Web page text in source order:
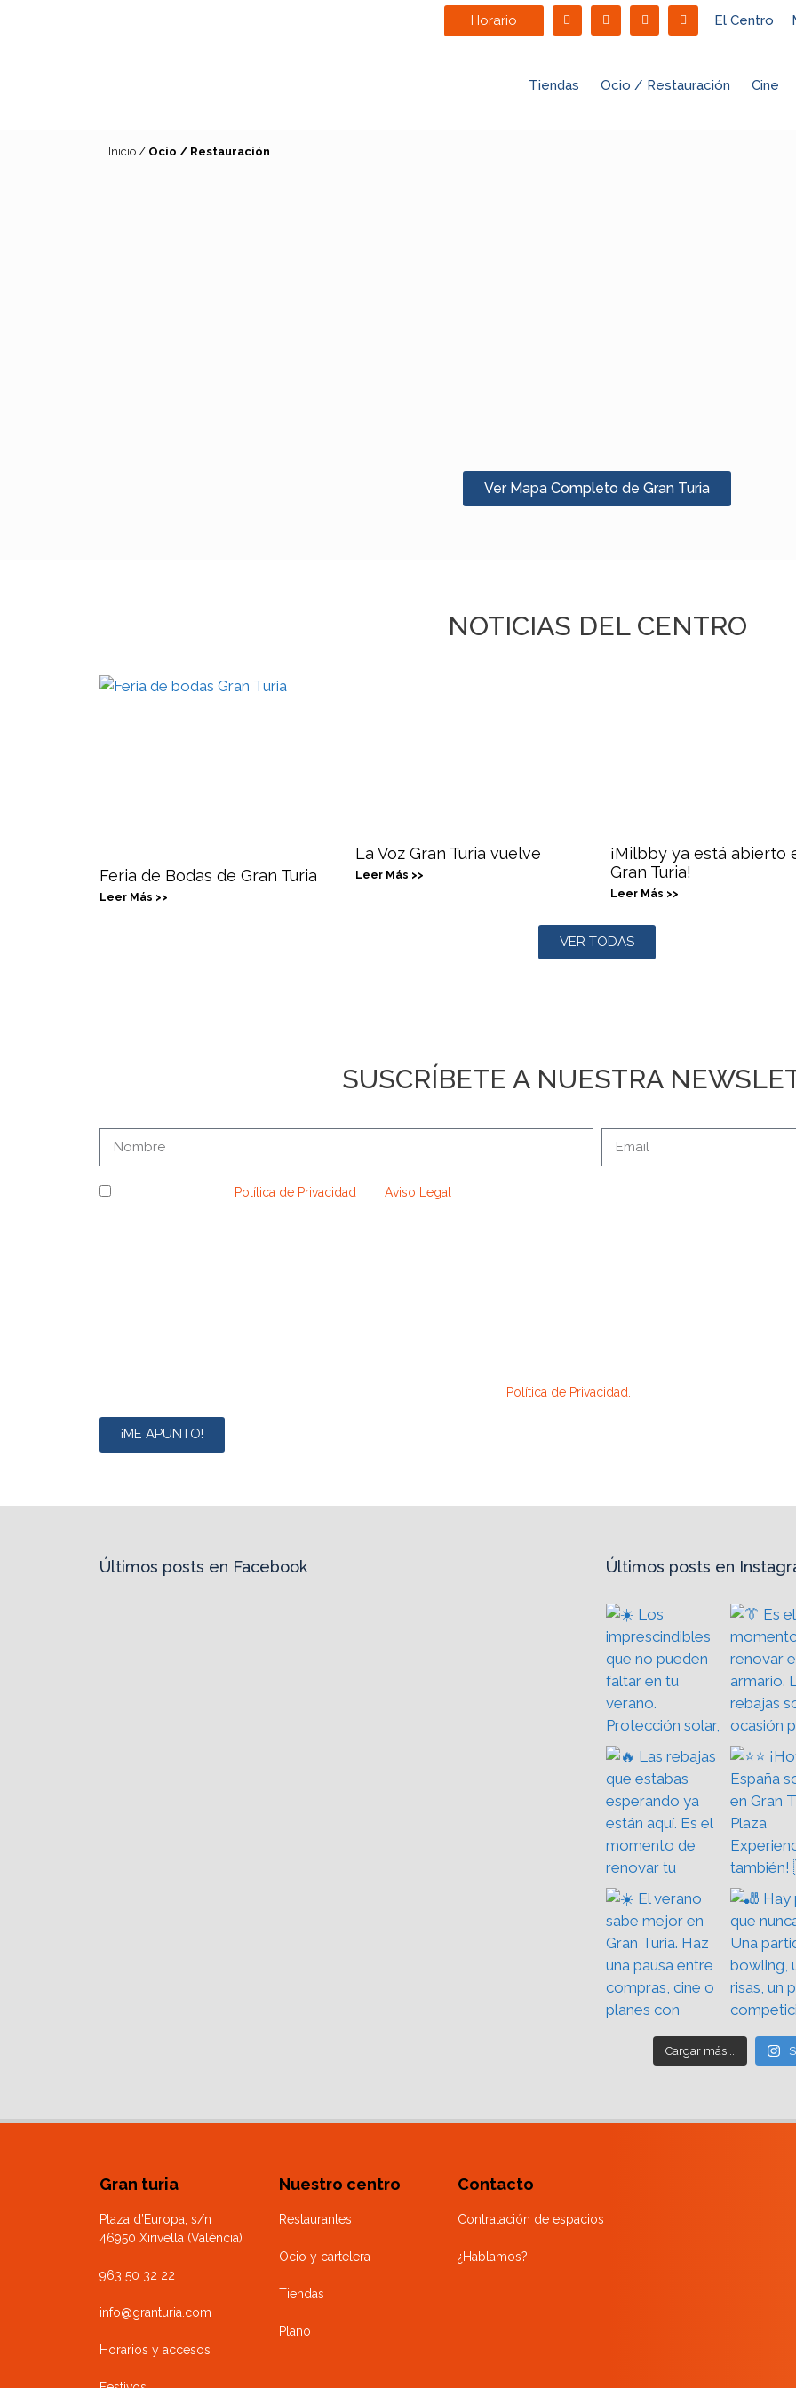
Horario El Centro
Tiendas Ocio / Restauración Cine
Inicio / Ocio / Restauración
Ver Mapa Completo de Gran Turia
NOTICIAS DEL CENTRO
Feria de Bodas de Gran Turia
Leer Más >>
La Voz Gran Turia vuelve
Leer Más >>
¡Milbby ya está abierto
Gran Turia!
Leer Más >>
VER TODAS
SUSCRÍBETE A NUESTRA
Política de Privacidad Aviso Legal
Política de Privacidad.
¡ME APUNTO!
Últimos posts en Facebook Últimos posts en
Cargar más...
Gran turia
Plaza d’Europa, s/n
46950 Xirivella (València)
963 50 32 22
info@granturia.com
Horarios y accesos
Nuestro centro
Restaurantes
Ocio y cartelera
Tiendas
Plano
Contacto
Contratación de espacios
¿Hablamos?